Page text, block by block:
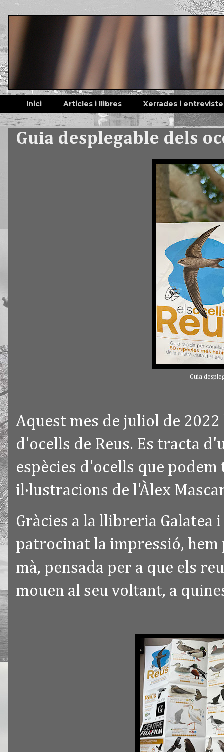
Inici Articles i llibres Xerrades i
Guia desplegable dels
Guia
Aquest mes de juliol de
d'ocells de Reus. Es tracta
espècies d'ocells que
il·lustracions de l'Àlex
Gràcies a la llibreria Galatea
patrocinat la impressió,
mà, pensada per a que els
mouen al seu voltant, a